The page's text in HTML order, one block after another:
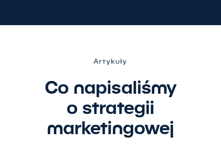
Artykuły
Co napisaliśmy
o strategii
marketingowej